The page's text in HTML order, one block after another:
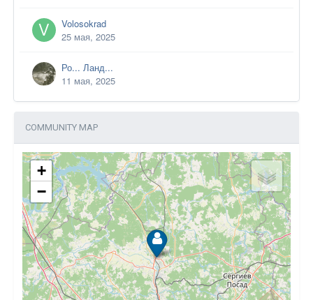
Volosokrad
25 мая, 2025
Ро... Ланд...
11 мая, 2025
COMMUNITY MAP